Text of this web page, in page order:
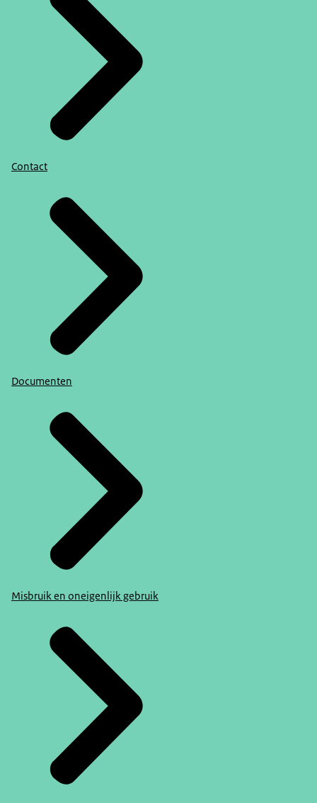
Contact
Documenten
Misbruik en oneigenlijk gebruik